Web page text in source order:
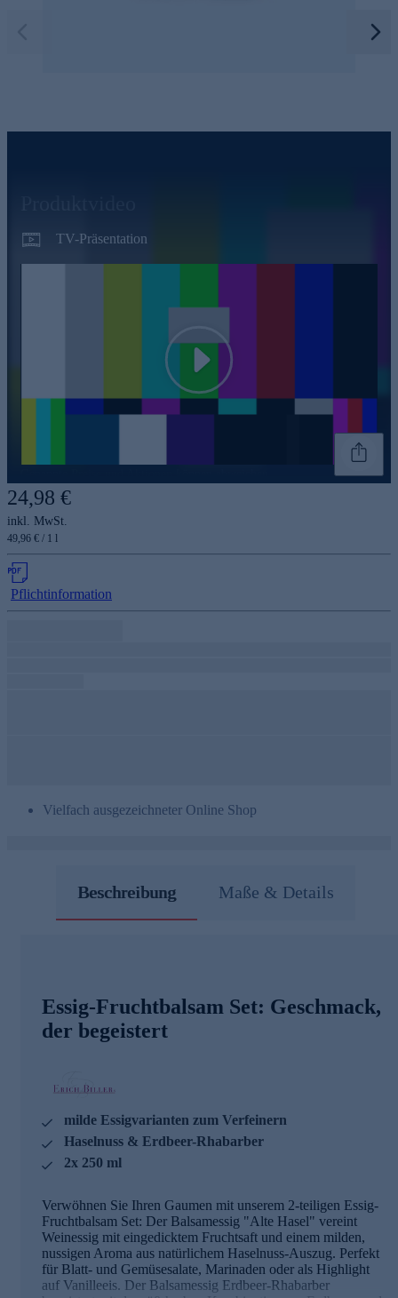
TV-Präsentation
Play
24,98 €
inkl. MwSt.
49,96 € / 1 l
Pflichtinformation
Vielfach ausgezeichneter Online Shop
Beschreibung Maße & Details
Essig-Fruchtbalsam Set: Geschmack,
der begeistert
milde Essigvarianten zum Verfeinern
Haselnuss & Erdbeer-Rhabarber
2x 250 ml
Verwöhnen Sie Ihren Gaumen mit unserem 2-teiligen Essig-
Fruchtbalsam Set: Der Balsamessig "Alte Hasel" vereint
Weinessig mit eingedicktem Fruchtsaft und einem milden,
nussigen Aroma aus natürlichem Haselnuss-Auszug. Perfekt
für Blatt- und Gemüsesalate, Marinaden oder als Highlight
auf Vanilleeis. Der Balsamessig Erdbeer-Rhabarber